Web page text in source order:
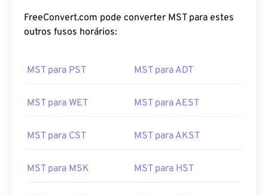
FreeConvert.com pode converter MST para estes
outros fusos horários:
MST para PST MST para ADT
MST para WET MST para AEST
MST para CST MST para AKST
MST para MSK MST para HST